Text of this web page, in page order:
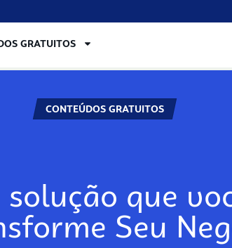
GRATUITOS
CONTEÚDOS GRATUITOS
que
Seu